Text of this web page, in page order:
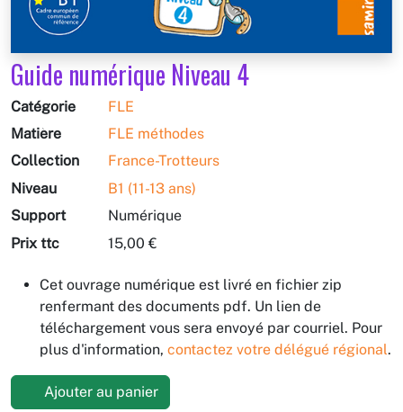
Guide numérique Niveau 4
Catégorie
FLE
Matière
FLE méthodes
Collection
France-Trotteurs
Niveau
B1 (11-13 ans)
Support
Numérique
Prix ttc
15,00 €
Cet ouvrage numérique est livré en fichier zip
renfermant des documents pdf. Un lien de
téléchargement vous sera envoyé par courriel. Pour
plus d'information, contactez votre délégué régional.
Ajouter au panier